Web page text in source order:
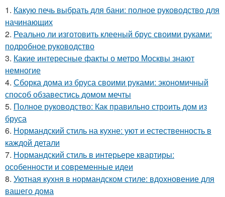
1. Какую печь выбрать для бани: полное руководство для
начинающих
2. Реально ли изготовить клееный брус своими руками:
подробное руководство
3. Какие интересные факты о метро Москвы знают
немногие
4. Сборка дома из бруса своими руками: экономичный
способ обзавестись домом мечты
5. Полное руководство: Как правильно строить дом из
бруса
6. Нормандский стиль на кухне: уют и естественность в
каждой детали
7. Нормандский стиль в интерьере квартиры:
особенности и современные идеи
8. Уютная кухня в нормандском стиле: вдохновение для
вашего дома